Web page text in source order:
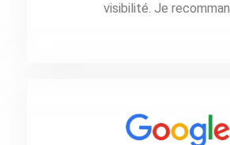
visibilité. Je